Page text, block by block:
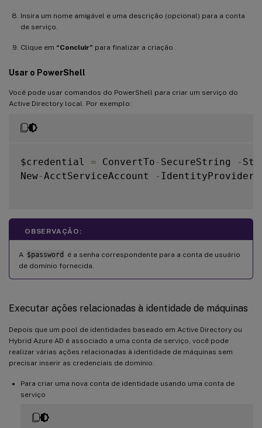
Insira um nome amigável e uma descrição (opcional) para a conta
de serviço.
Clique em “Concluir” para finalizar a criação.
Usar o PowerShell
Você pode usar comandos do PowerShell para criar um serviço do
Active Directory local. Por exemplo:
$credential = ConvertTo - SecureString -
New-AcctServiceAccount -
OBSERVAÇÃO:
A $password
é a senha correspondente para a conta de usuário
de domínio fornecida.
Executar ações relacionadas à identidade de máquinas
Depois que um pool de identidades baseado em Active Directory ou
Hybrid Azure AD é associado a uma conta de serviço, você pode
realizar várias ações relacionadas à identidade de máquinas sem
precisar inserir as credenciais de domínio.
Para criar uma nova conta de identidade usando uma conta de
serviço